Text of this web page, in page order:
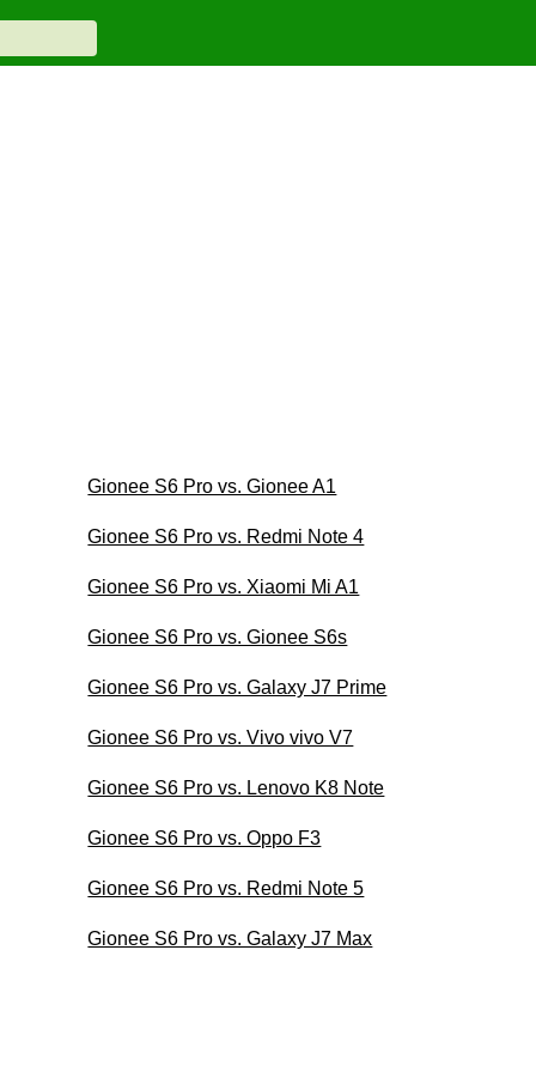
Gionee S6 Pro vs. Gionee A1
Gionee S6 Pro vs. Redmi Note 4
Gionee S6 Pro vs. Xiaomi Mi A1
Gionee S6 Pro vs. Gionee S6s
Gionee S6 Pro vs. Galaxy J7 Prime
Gionee S6 Pro vs. Vivo vivo V7
Gionee S6 Pro vs. Lenovo K8 Note
Gionee S6 Pro vs. Oppo F3
Gionee S6 Pro vs. Redmi Note 5
Gionee S6 Pro vs. Galaxy J7 Max